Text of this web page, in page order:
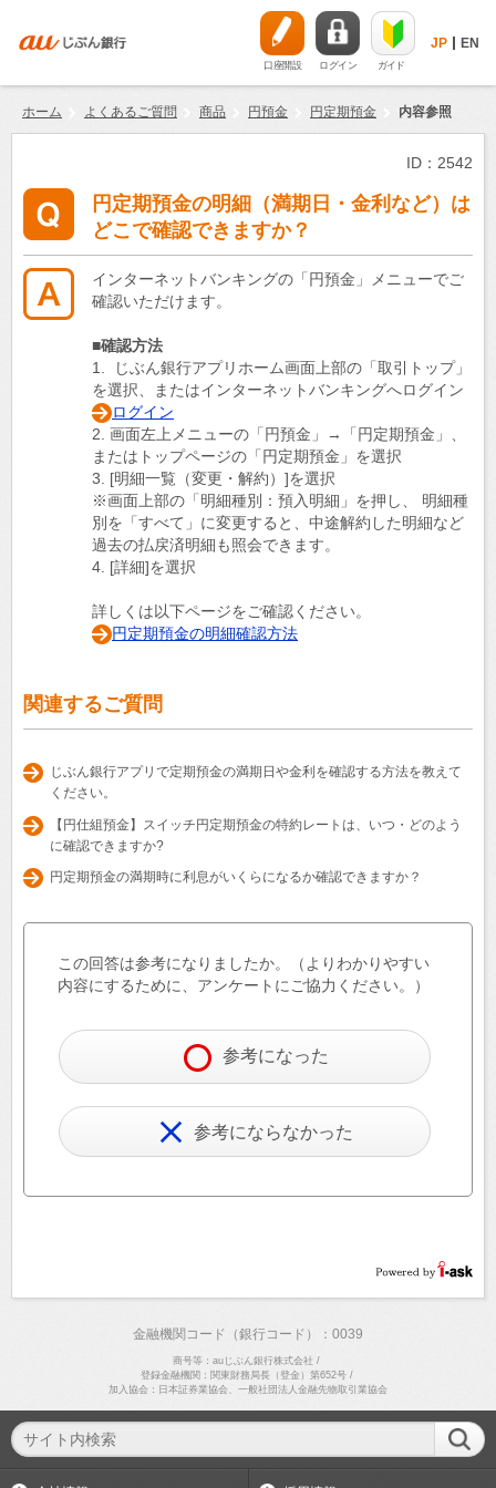
口座開設 ログイン ガイド
JP EN
ホーム よくあるご質問 商品 円預金 円定期預金 内容参照
ID：2542
円定期預金の明細（満期日・金利など）は
どこで確認できますか？
インターネットバンキングの「円預金」メニューでご
確認いただけます。
■確認方法
1. じぶん銀行アプリホーム画面上部の「取引トップ」
を選択、またはインターネットバンキングへログイン
ログイン
2. 画面左上メニューの「円預金」→「円定期預金」、
またはトップページの「円定期預金」を選択
3. [明細一覧（変更・解約）]を選択
※画面上部の「明細種別：預入明細」を押し、 明細種
別を「すべて」に変更すると、中途解約した明細など
過去の払戻済明細も照会できます。
4. [詳細]を選択
詳しくは以下ページをご確認ください。
円定期預金の明細確認方法
関連するご質問
じぶん銀行アプリで定期預金の満期日や金利を確認する方法を教えて
ください。
【円仕組預金】スイッチ円定期預金の特約レートは、いつ・どのよう
に確認できますか?
円定期預金の満期時に利息がいくらになるか確認できますか？
この回答は参考になりましたか。（よりわかりやすい
内容にするために、アンケートにご協力ください。）
参考になった
参考にならなかった
金融機関コード（銀行コード）：0039
商号等：auじぶん銀行株式会社 /
登録金融機関：関東財務局長（登金）第652号/
加入協会：日本証券業協会、一般社団法人金融先物取引業協会